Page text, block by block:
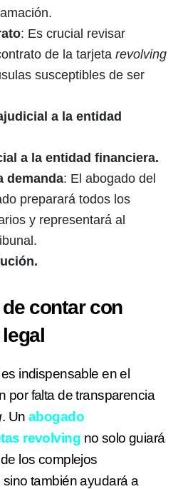
: Es crucial revisar
de la tarjeta revolving
susceptibles de ser
a la entidad
a la entidad financiera.
demanda: El abogado del
preparará todos los
y representará al
contar con
indispensable en el
por falta de transparencia
. Un abogado
revolving no solo guiará
los complejos
también ayudará a